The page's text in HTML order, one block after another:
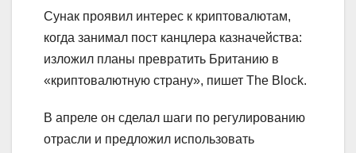
Сунак проявил интерес к криптовалютам,
когда занимал пост канцлера казначейства:
изложил планы превратить Британию в
«криптовалютную страну», пишет The Block.
В апреле он сделал шаги по регулированию
отрасли и предложил использовать